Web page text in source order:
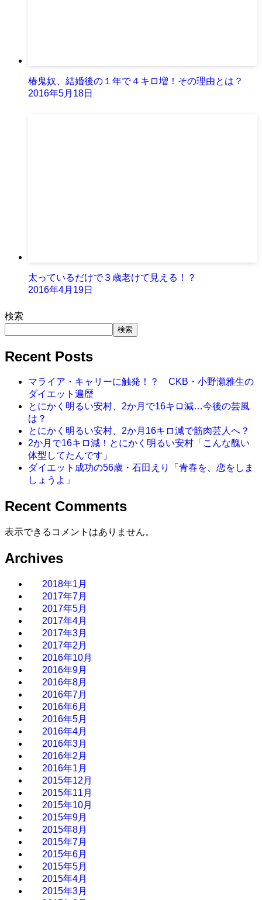
椿鬼奴、結婚後の１年で４キロ増！その理由とは？
2016年5月18日
太っているだけで３歳老けて見える！？
2016年4月19日
検索
検索
Recent Posts
マライア・キャリーに触発！？ CKB・小野瀬雅生の
ダイエット遍歴
とにかく明るい安村、2か月で16キロ減…今後の芸風
は？
とにかく明るい安村、2か月16キロ減で筋肉芸人へ？
2か月で16キロ減！とにかく明るい安村「こんな醜い
体型してたんです」
ダイエット成功の56歳・石田えり「青春を、恋をしま
しょうよ」
Recent Comments
表示できるコメントはありません。
Archives
2018年1月
2017年7月
2017年5月
2017年4月
2017年3月
2017年2月
2016年10月
2016年9月
2016年8月
2016年7月
2016年6月
2016年5月
2016年4月
2016年3月
2016年2月
2016年1月
2015年12月
2015年11月
2015年10月
2015年9月
2015年8月
2015年7月
2015年6月
2015年5月
2015年4月
2015年3月